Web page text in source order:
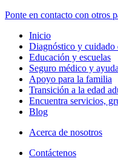
Ponte en contacto con otros
Inicio
Diagnóstico y cuidado
Educación y escuelas
Seguro médico y
Apoyo para la familia
Transición a la edad
Encuentra servicios,
Blog
Acerca de nosotros
Contáctenos